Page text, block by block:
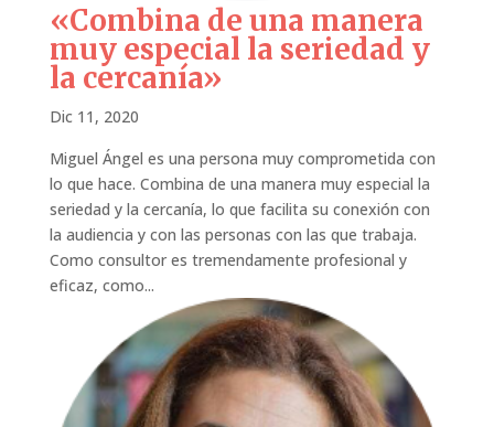
«Combina de una manera
muy especial la seriedad y
la cercanía»
Dic 11, 2020
Miguel Ángel es una persona muy comprometida con
lo que hace. Combina de una manera muy especial la
seriedad y la cercanía, lo que facilita su conexión con
la audiencia y con las personas con las que trabaja.
Como consultor es tremendamente profesional y
eficaz, como...